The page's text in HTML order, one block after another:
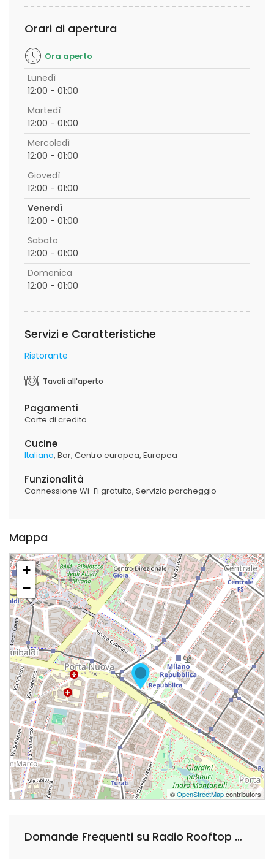
Orari di apertura
Ora aperto
Lunedì
12:00 - 01:00
Martedì
12:00 - 01:00
Mercoledì
12:00 - 01:00
Giovedì
12:00 - 01:00
Venerdì
12:00 - 01:00
Sabato
12:00 - 01:00
Domenica
12:00 - 01:00
Servizi e Caratteristiche
Ristorante
Tavoli all'aperto
Pagamenti
Carte di credito
Cucine
Italiana Bar Centro europea Europea
Funzionalità
Connessione Wi-Fi gratuita Servizio parcheggio
Mappa
+
−
©OpenStreetMapcontributors
Domande Frequenti su Radio Rooftop Milan